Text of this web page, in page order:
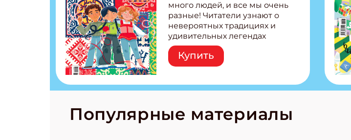
много людей, и все мы очень
разные! Читатели узнают о
невероятных традициях и
удивительных легендах
народов России! Внутри:
Легенды татар, башкир и
бурятов Настольная игра
странные слова Традиционные
космические приключения!
Купить
Популярные материалы